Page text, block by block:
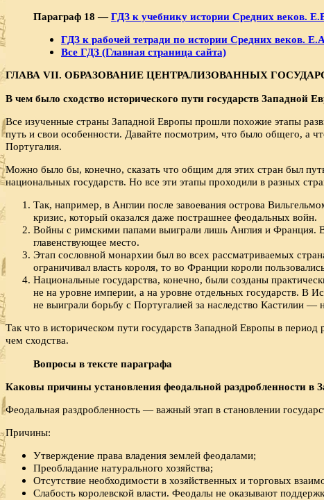
Параграф 18 —ГДЗ к учебнику истории Средних веков.
ГДЗ к рабочей тетради по истории Средних веков.
Все ГДЗ (Главная страница сайта)
ГЛАВА VII. ОБРАЗОВАНИЕ ЦЕНТРАЛИЗОВАННЫХ
В чем было сходство исторического пути государств Западной
Все изученные страны Западной Европы прошли похожие этапы
путь и свои особенности. Давайте посмотрим, что было общего, а
Португалия.
Можно было бы, конечно, сказать что общим для этих стран был
национальных государств. Но все эти этапы проходили в разных
Так, например, в Англии после завоевания острова
кризис, который оказался даже пострашнее феодальных войн.
Войны с римскими папами выиграли лишь Англия и Франция.
главенствующее место.
Этап сословной монархии был во всех рассматриваемых
ограничивал власть короля, то во Франции короли
Национальные государства, конечно, были созданы
не на уровне империи, а на уровне отдельных государств. В
не выиграли борьбу с Португалией за наследство Кастилии
Так что в историческом пути государств Западной Европы в
чем сходства.
Вопросы в тексте параграфа
Каковы причины установления феодальной раздробленности в
Феодальная раздробленность — важный этап в становлении
Причины:
Утверждение права владения землей феодалами;
Преобладание натурального хозяйства;
Отсутствие необходимости в хозяйственных и торговых
Слабость королевской власти. Феодалы не оказывают